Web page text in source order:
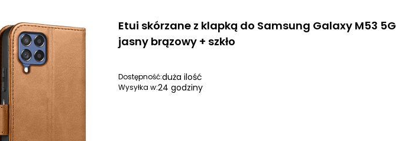
Etui skórzane z klapką do Samsung Galaxy M53 5G
jasny brązowy + szkło
Dostępność:duża ilość
Wysyłka w:24 godziny